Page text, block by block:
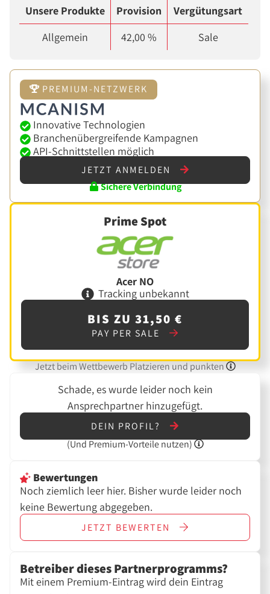
Unsere Produkte Provision
Vergütungsart
Allgemein
42,00 % Sale
PREMIUM-NETZWERK
Innovative Technologien
Branchenübergreifende Kampagnen
API-Schnittstellen möglich
JETZT ANMELDEN
Sichere Verbindung
Prime Spot
Acer NO
Tracking unbekannt
BIS ZU 31,50 €
PAY PER SALE
Jetzt beim Wettbewerb Platzieren und punkten
Schade, es wurde leider noch kein
Ansprechpartner hinzugefügt.
DEIN PROFIL?
(Und Premium-Vorteile nutzen)
Bewertungen
Noch ziemlich leer hier. Bisher wurde leider noch
keine Bewertung abgegeben.
JETZT BEWERTEN
Betreiber dieses Partnerprogramms?
Mit einem Premium-Eintrag wird dein Eintrag